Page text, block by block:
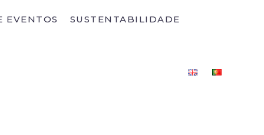
EVENTOS SUSTENTABILIDADE